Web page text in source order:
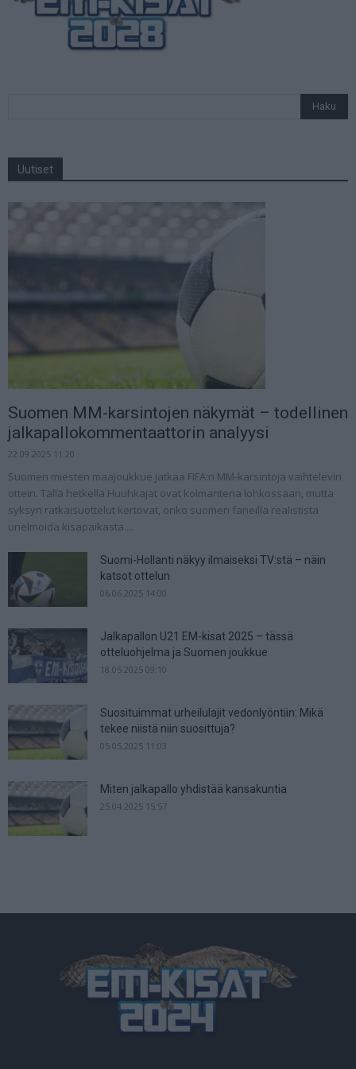
Uutiset
Suomen MM-karsintojen näkymät – todellinen
jalkapallokommentaattorin analyysi
22.09.2025 11:20
Suomen miesten maajoukkue jatkaa FIFA:n MM-karsintoja vaihtelevin
ottein. Tällä hetkellä Huuhkajat ovat kolmantena lohkossaan, mutta
syksyn ratkaisuottelut kertovat, onko suomen faneilla realistista
unelmoida kisapaikasta....
Suomi-Hollanti näkyy ilmaiseksi TV:stä – näin
katsot ottelun
06.06.2025 14:00
Jalkapallon U21 EM-kisat 2025 – tässä
otteluohjelma ja Suomen joukkue
18.05.2025 09:10
Suosituimmat urheilulajit vedonlyöntiin: Mikä
tekee niistä niin suosittuja?
05.05.2025 11:03
Miten jalkapallo yhdistää kansakuntia
25.04.2025 15:57